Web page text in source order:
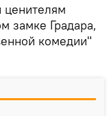
ценителям
замке Градара,
комедии"